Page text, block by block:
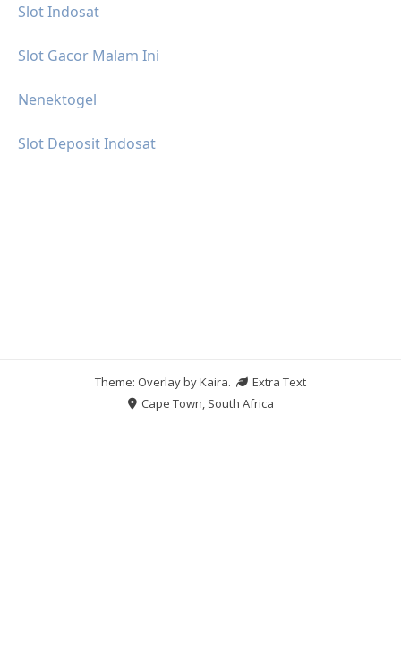
Slot Indosat
Slot Gacor Malam Ini
Nenektogel
Slot Deposit Indosat
Theme: Overlay byKaira.
Extra Text
Cape Town, South Africa